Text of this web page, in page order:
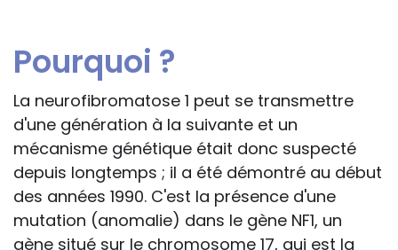
Pourquoi ?
La neurofibromatose 1 peut se transmettre
d'une génération à la suivante et un
mécanisme génétique était donc suspecté
depuis longtemps ; il a été démontré au début
des années 1990. C'est la présence d'une
mutation (anomalie) dans le gène NF1, un
gène situé sur le chromosome 17, qui est la